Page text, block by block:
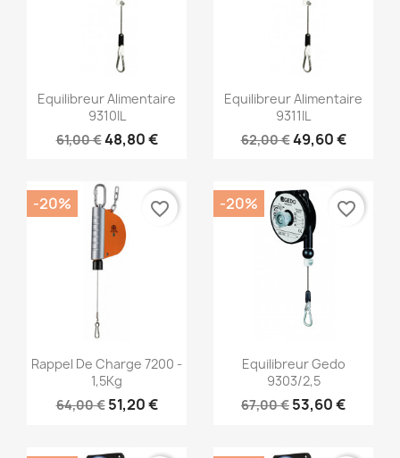
Aperçu rapide
Equilibreur Alimentaire
9310IL
61,00 €48,80 €
Aperçu rapide
Equilibreur Alimentaire
9311IL
62,00 €49,60 €
Aperçu rapide
Rappel De Charge 7200 -
1,5Kg
64,00 € 51,20 €
-20% favorite_border
Aperçu rapide
Equilibreur Gedo
9303/2,5
67,00 € 53,60 €
-20% favorite_border